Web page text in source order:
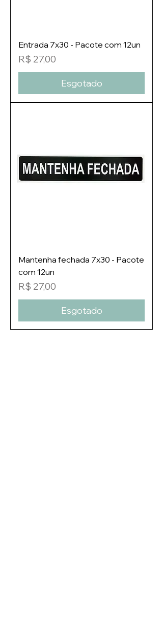
Entrada 7x30 - Pacote com 12un
Preço
R$ 27,00
Esgotado
Mantenha fechada 7x30 - Pacote
com 12un
Preço
R$ 27,00
Esgotado